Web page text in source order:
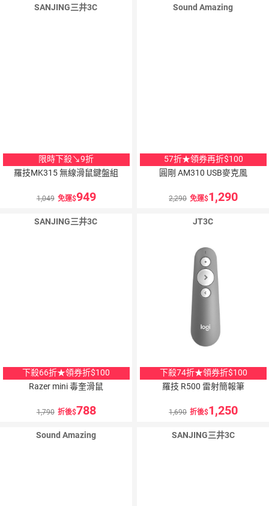
SANJING三井3C
限時下殺↘9折
羅技MK315 無線滑鼠鍵盤組
1,049 免運 949
Sound Amazing
57折★領券再折$100
圓剛 AM310 USB麥克風
2,290 免運 1,290
SANJING三井3C
下殺66折★領券折$100
Razer mini 毒奎滑鼠
1,790 折後 788
JT3C
下殺74折★領券折$100
羅技 R500 雷射簡報筆
1,690 折後 1,250
Sound Amazing SANJING三井3C